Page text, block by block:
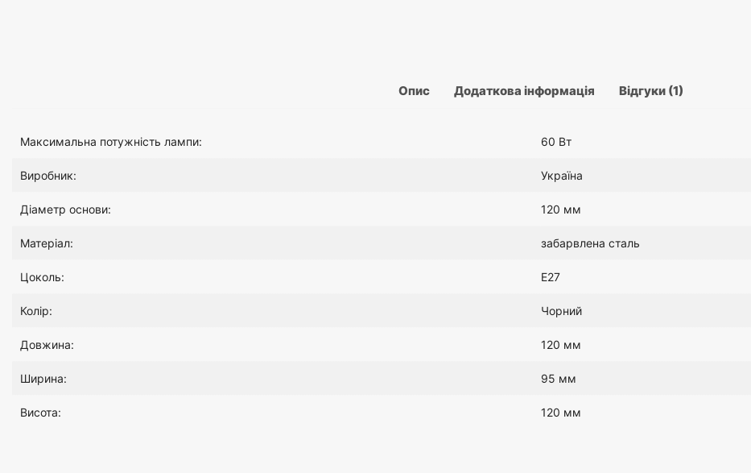
Опис Додаткова інформація Відгуки (1)
Максимальна потужність лампи: 60 Вт
Виробник: Україна
Діаметр основи: 120 мм
Матеріал: забарвлена сталь
Цоколь: E27
Колір: Чорний
Довжина: 120 мм
Ширина: 95 мм
Висота: 120 мм